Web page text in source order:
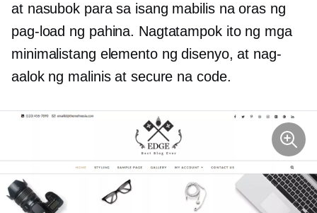
at nasubok para sa isang mabilis na oras ng
pag-load ng pahina. Nagtatampok ito ng mga
minimalistang elemento ng disenyo, at nag-
aalok ng malinis at secure na code.